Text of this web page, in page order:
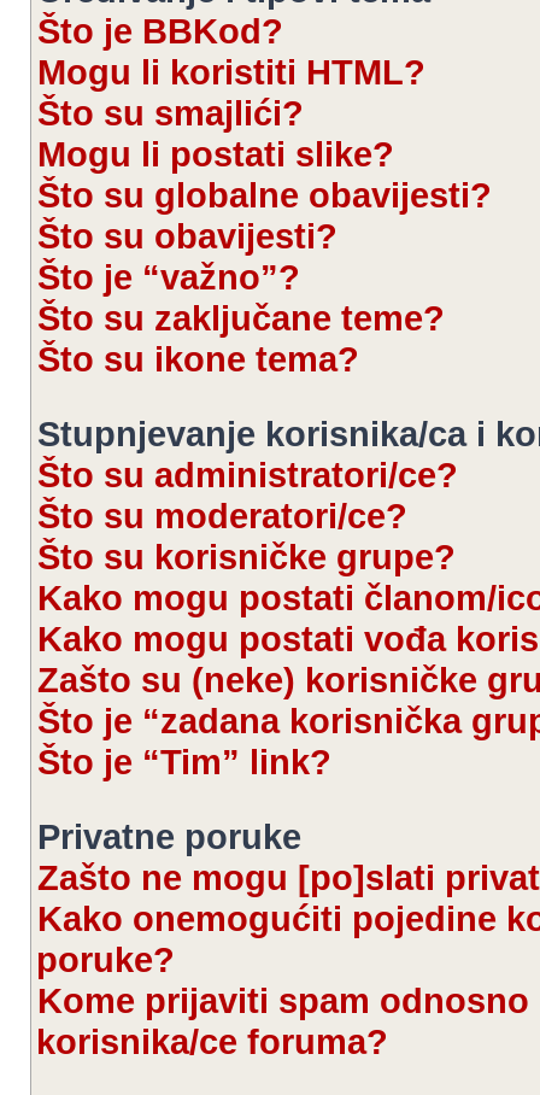
Što je BBKod?
Mogu li koristiti HTML?
Što su smajlići?
Mogu li postati slike?
Što su globalne obavijesti?
Što su obavijesti?
Što je “važno”?
Što su zaključane teme?
Što su ikone tema?
Stupnjevanje korisnika/ca i
Što su administratori/ce?
Što su moderatori/ce?
Što su korisničke grupe?
Kako mogu postati članom/
Kako mogu postati vođa
Zašto su (neke) korisničke
Što je “zadana korisnička
Što je “Tim” link?
Privatne poruke
Zašto ne mogu [po]slati
Kako onemogućiti pojedine
poruke?
Kome prijaviti spam
korisnika/ce foruma?